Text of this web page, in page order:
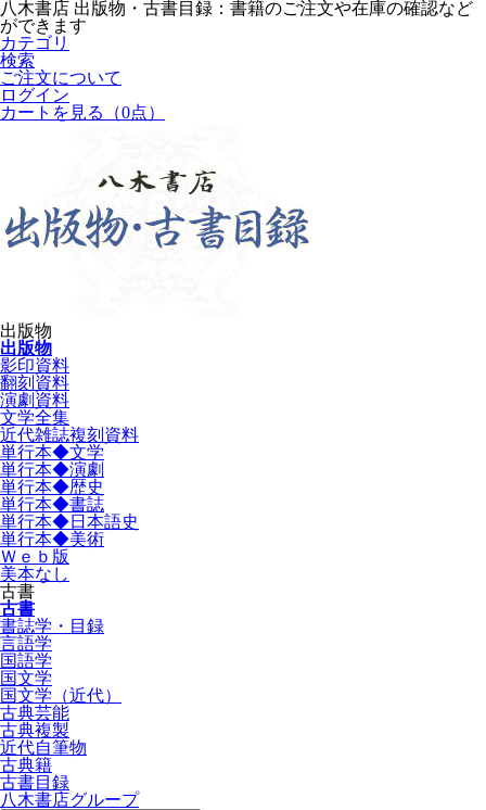
八木書店 出版物・古書目録：書籍のご注文や在庫の確認など
ができます
カテゴリ
検索
ご注文について
ログイン
カートを見る
（0点）
出版物
出版物
影印資料
翻刻資料
演劇資料
文学全集
近代雑誌複刻資料
単行本◆文学
単行本◆演劇
単行本◆歴史
単行本◆書誌
単行本◆日本語史
単行本◆美術
Ｗｅｂ版
美本なし
古書
古書
書誌学・目録
言語学
国語学
国文学
国文学（近代）
古典芸能
古典複製
近代自筆物
古典籍
古書目録
八木書店グループ